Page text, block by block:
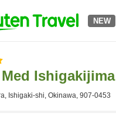
NEW
Ishigaki-shi, Okinawa, 907-0453